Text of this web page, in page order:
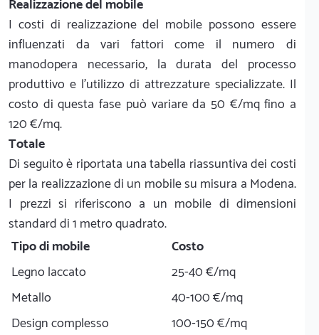
Realizzazione del mobile
I costi di realizzazione del mobile possono essere
influenzati da vari fattori come il numero di
manodopera necessario, la durata del processo
produttivo e l'utilizzo di attrezzature specializzate. Il
costo di questa fase può variare da 50 €/mq fino a
120 €/mq.
Totale
Di seguito è riportata una tabella riassuntiva dei costi
per la realizzazione di un mobile su misura a Modena.
I prezzi si riferiscono a un mobile di dimensioni
standard di 1 metro quadrato.
Tipo di mobile
Costo
Legno laccato
25-40 €/mq
Metallo
40-100 €/mq
Design complesso
100-150 €/mq